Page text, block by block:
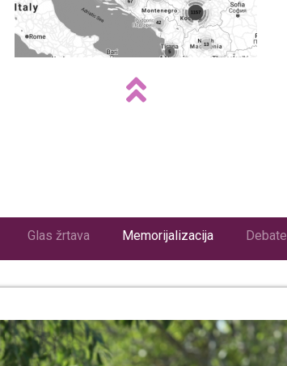
Glas žrtava Memorijalizacija Debate